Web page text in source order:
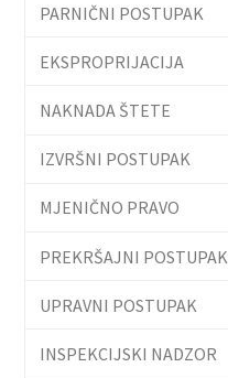
PARNIČNI POSTUPAK
EKSPROPRIJACIJA
NAKNADA ŠTETE
IZVRŠNI POSTUPAK
MJENIČNO PRAVO
PREKRŠAJNI POSTUPAK
UPRAVNI POSTUPAK
INSPEKCIJSKI NADZOR